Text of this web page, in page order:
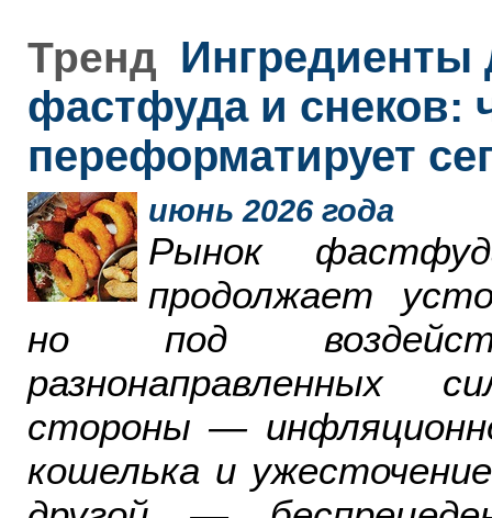
Тренд Ингредиенты
фастфуда и снеков:
переформатирует
июнь 2026 года
Рынок
продолжает
но под
разнонаправленных
стороны —
кошелька и